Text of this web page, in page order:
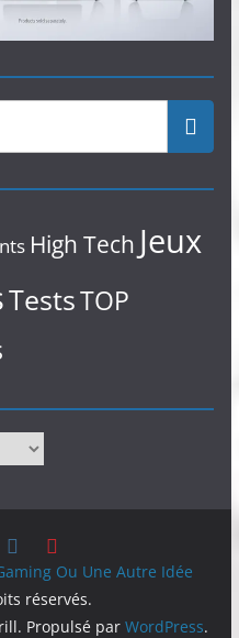
High Tech Jeux
TestsTOP
Ou Une Autre Idée
réservés.
Propulsé parWordPress.